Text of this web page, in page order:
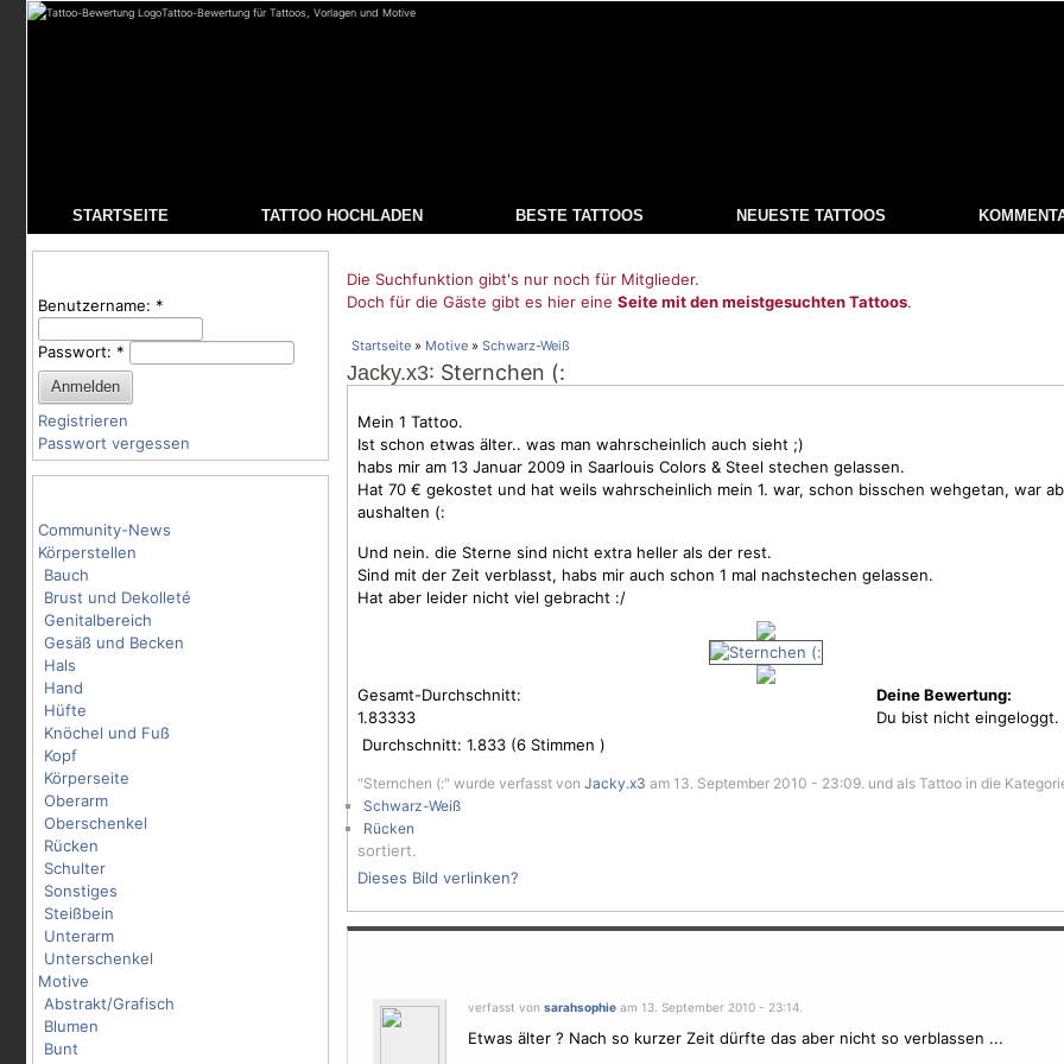
Tattoo-Bewertung für Tattoos, Vorlagen und Motive
STARTSEITE TATTOO HOCHLADEN BESTE TATTOOS NEUESTE TATTOOS
Benutzername: *
Passwort: *
Registrieren
Passwort vergessen
Community-News
Körperstellen
Bauch
Brust und Dekolleté
Genitalbereich
Gesäß und Becken
Hals
Hand
Hüfte
Knöchel und Fuß
Kopf
Körperseite
Oberarm
Oberschenkel
Rücken
Schulter
Sonstiges
Steißbein
Unterarm
Unterschenkel
Motive
Abstrakt/Grafisch
Blumen
Bunt
Die Suchfunktion gibt's nur noch für Mitglieder.
Doch für die Gäste gibt es hier eine Seite mit den meistgesuchten Tattoos.
Startseite » Motive » Schwarz-Weiß
Jacky.x3: Sternchen (:
Mein 1 Tattoo.
Ist schon etwas älter.. was man wahrscheinlich auch sieht ;)
habs mir am 13 Januar 2009 in Saarlouis Colors & Steel stechen gelassen.
Hat 70 € gekostet und hat weils wahrscheinlich mein 1. war, schon bisschen wehgetan, war
aushalten (:
Und nein. die Sterne sind nicht extra heller als der rest.
Sind mit der Zeit verblasst, habs mir auch schon 1 mal nachstechen gelassen.
Hat aber leider nicht viel gebracht :/
Gesamt-Durchschnitt:
1.83333
Durchschnitt: 1.833 (6 Stimmen )
Deine Bewertung:
Du bist nicht eingeloggt.
"Sternchen (:" wurde verfasst von Jacky.x3 am 13. September 2010 - 23:09. und als Tattoo in die
Schwarz-Weiß
Rücken
sortiert.
Dieses Bild verlinken?
verfasst von sarahsophieam 13. September 2010 - 23:14.
Etwas älter ? Nach so kurzer Zeit dürfte das aber nicht so verblassen ...